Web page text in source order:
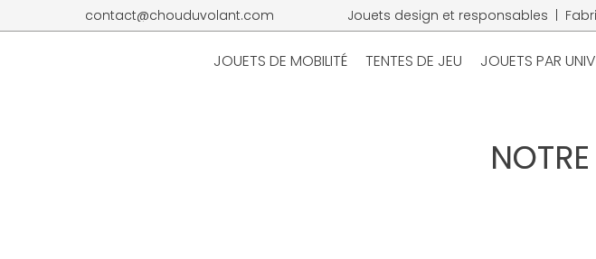
contact@chouduvolant.com Jouets design et responsables |
JOUETS DE MOBILITÉ TENTES DE JEU JOUETS PAR